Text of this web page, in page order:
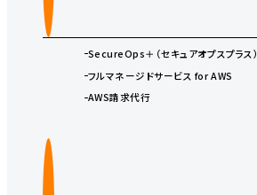
SecureOps＋（セキュアオプスプラス）
フルマネージドサービス for AWS
AWS請求代行